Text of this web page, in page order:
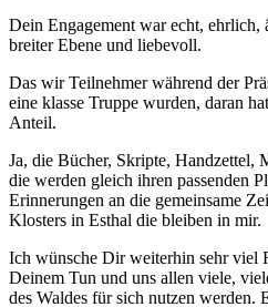
Dein Engagement war echt, ehrlich,
breiter Ebene und liebevoll.
Das wir Teilnehmer während der
eine klasse Truppe wurden, daran
Anteil.
Ja, die Bücher, Skripte, Handzettel,
die werden gleich ihren passenden
Erinnerungen an die gemeinsame
Klosters in Esthal die bleiben in mir.
Ich wünsche Dir weiterhin sehr viel
Deinem Tun und uns allen viele,
des Waldes für sich nutzen werden.